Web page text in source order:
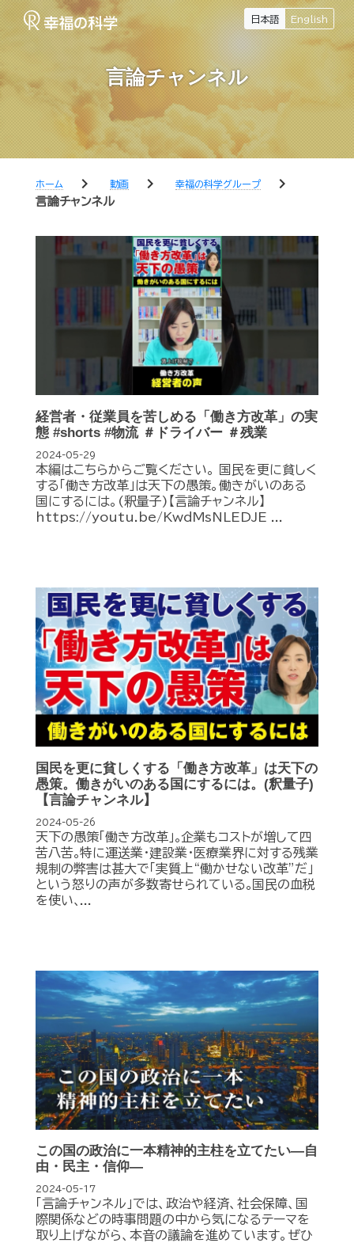
日本語 English
言論チャンネル
ホーム chevron_right 動画 chevron_right 幸福の科学グループ chevron_right
言論チャンネル
経営者・従業員を苦しめる「働き方改革」の実
態 #shorts #物流 ＃ドライバー ＃残業
2024-05-29
本編はこちらからご覧ください。 国民を更に貧しく
する「働き方改革」は天下の愚策。働きがいのある
国にするには。(釈量子)【言論チャンネル】
https://youtu.be/KwdMsNLEDJE ...
国民を更に貧しくする「働き方改革」は天下の
愚策。働きがいのある国にするには。(釈量子)
【言論チャンネル】
2024-05-26
天下の愚策｢働き方改革｣｡企業もコストが増して四
苦八苦｡特に運送業･建設業･医療業界に対する残業
規制の弊害は甚大で｢実質上“働かせない改革”だ｣
という怒りの声が多数寄せられている｡国民の血税
を使い､...
この国の政治に一本精神的主柱を立てたい―自
由・民主・信仰―
2024-05-17
「言論チャンネル」では、政治や経済、社会保障、国
際関係などの時事問題の中から気になるテーマを
取り上げながら、本音の議論を進めています。ぜひ